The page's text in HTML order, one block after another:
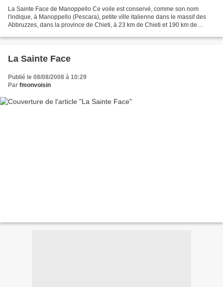
La Sainte Face de Manoppello Ce voile est conservé, comme son nom
l'indique, à Manoppello (Pescara), petite ville italienne dans le massif des
Abbruzzes, dans la province de Chieti, à 23 km de Chieti et 190 km de
La Sainte Face
Publié le 08/08/2008 à 10:29
Par fmonvoisin